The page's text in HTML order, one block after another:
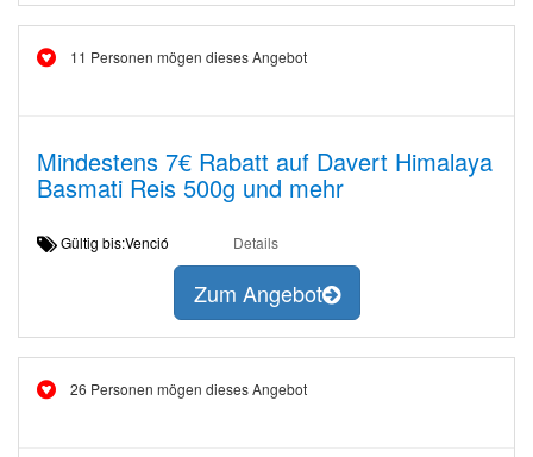
11 Personen mögen dieses Angebot
Mindestens 7€ Rabatt auf Davert Himalaya
Basmati Reis 500g und mehr
Gültig bis:Venció Details
Zum Angebot
26 Personen mögen dieses Angebot